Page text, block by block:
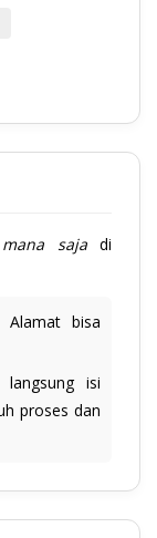
sajadi
Alamat bisa
isi
proses dan